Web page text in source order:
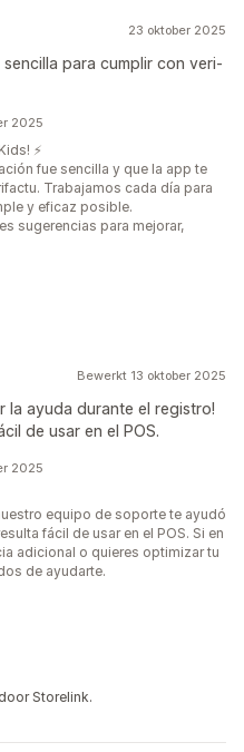
23 oktober 2025
para cumplir con veri-
2025
⚡️
fue sencilla y que la app te
Trabajamos cada día para
y eficaz posible.
sugerencias para mejorar,
Bewerkt 13 oktober 2025
la ayuda durante el registro!
de usar en el POS.
2025
equipo de soporte te ayudó
fácil de usar en el POS. Si en
adicional o quieres optimizar tu
de ayudarte.
Storelink.